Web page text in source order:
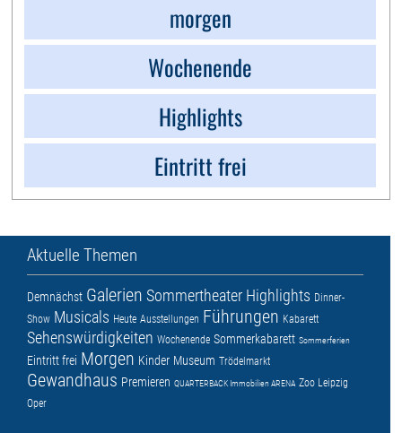
morgen
Wochenende
Highlights
Eintritt frei
Aktuelle Themen
Demnächst Galerien Sommertheater Highlights Dinner-
Show Musicals Heute Ausstellungen Führungen Kabarett
Sehenswürdigkeiten Wochenende Sommerkabarett Sommerferien
Eintritt frei Morgen Kinder Museum Trödelmarkt
Gewandhaus Premieren QUARTERBACK Immobilien ARENA Zoo Leipzig
Oper